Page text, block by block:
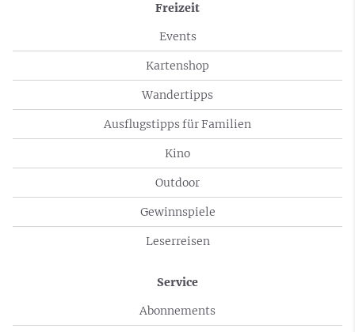
Freizeit
Events
Kartenshop
Wandertipps
Ausflugstipps für Familien
Kino
Outdoor
Gewinnspiele
Leserreisen
Service
Abonnements